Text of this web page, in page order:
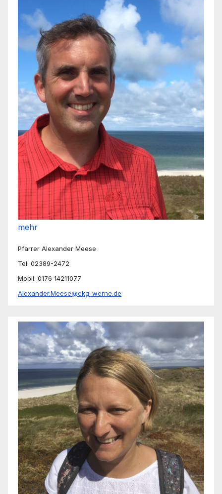
mehr
Pfarrer Alexander Meese
Tel: 02389-2472
Mobil: 0176 14211077
Alexander.Meese@ekg-werne.de